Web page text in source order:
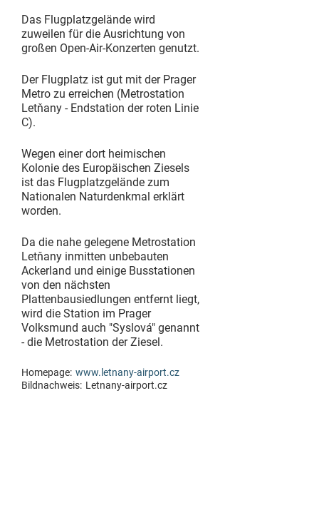
Das Flugplatzgelände wird
zuweilen für die Ausrichtung von
großen Open-Air-Konzerten genutzt.
Der Flugplatz ist gut mit der Prager
Metro zu erreichen (Metrostation
Letňany - Endstation der roten Linie
C).
Wegen einer dort heimischen
Kolonie des Europäischen Ziesels
ist das Flugplatzgelände zum
Nationalen Naturdenkmal erklärt
worden.
Da die nahe gelegene Metrostation
Letňany inmitten unbebauten
Ackerland und einige Busstationen
von den nächsten
Plattenbausiedlungen entfernt liegt,
wird die Station im Prager
Volksmund auch "Syslová" genannt
- die Metrostation der Ziesel.
Homepage: www.letnany-airport.cz
Bildnachweis: Letnany-airport.cz